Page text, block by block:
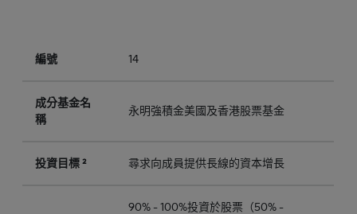
編號 14
成分基金名
稱
永明強積金美國及香港股票基金
投資目標 ² 尋求向成員提供長線的資本增長
90% - 100%投資於股票（50% -